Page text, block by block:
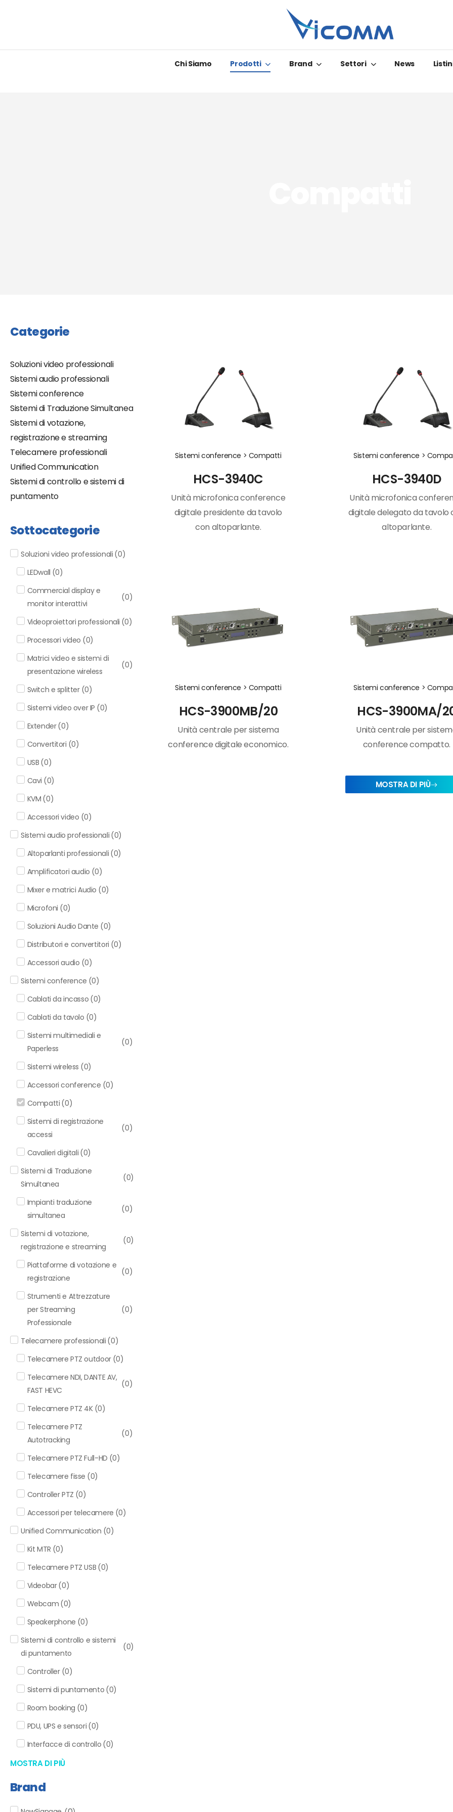
Chi Siamo Prodotti Brand Settori News
Categorie
Soluzioni video professionali
Sistemi audio professionali
Sistemi conference
Sistemi di Traduzione Simultanea
Sistemi di votazione,
registrazione e streaming
Telecamere professionali
Unified Communication
Sistemi di controllo e sistemi di
puntamento
Sottocategorie
Soluzioni video professionali (0)
LEDwall (0)
Commercial display e
monitor interattivi
(0)
Videoproiettori professionali (0)
Processori video (0)
Matrici video e sistemi di
presentazione wireless
(0)
Switch e splitter (0)
Sistemi video over IP (0)
Extender(0)
Convertitori (0)
USB (0)
Cavi (0)
KVM (0)
Accessori video (0)
Sistemi audio professionali (0)
Altoparlanti professionali (0)
Amplificatori audio (0)
Mixer e matrici Audio (0)
Microfoni (0)
Soluzioni Audio Dante (0)
Distributori e convertitori (0)
Accessori audio (0)
Sistemi conference (0)
Cablati da incasso (0)
Cablati da tavolo (0)
Sistemi multimediali e
Paperless
(0)
Sistemi wireless (0)
Accessori conference (0)
Compatti (0)
Sistemi di registrazione
accessi
(0)
Cavalieri digitali (0)
Sistemi di Traduzione
Simultanea
(0)
Impianti traduzione
simultanea
(0)
Sistemi di votazione,
registrazione e streaming
(0)
Piattaforme di votazione e
registrazione
(0)
Strumenti e Attrezzature
per Streaming
Professionale
(0)
Telecamere professionali (0)
Telecamere PTZ outdoor (0)
Telecamere NDI, DANTE AV,
FAST HEVC
(0)
Telecamere PTZ 4K (0)
Telecamere PTZ
Autotracking
(0)
Telecamere PTZ Full-HD (0)
Telecamere fisse (0)
Controller PTZ (0)
Accessori per telecamere (0)
Unified Communication (0)
Kit MTR (0)
Telecamere PTZ USB (0)
Videobar(0)
Webcam (0)
Speakerphone (0)
Sistemi di controllo e sistemi
di puntamento
(0)
Controller (0)
Sistemi di puntamento (0)
Room booking (0)
PDU, UPS e sensori (0)
Interfacce di controllo (0)
MOSTRA DI PIÙ
Brand
Sistemi conference > Compatti
HCS-3940C
Unità microfonica conference
digitale presidente da tavolo
con altoparlante.
Sistemi conference >
HCS-3940D
Unità microfonica
digitale delegato da tavolo
altoparlante.
Sistemi conference > Compatti
HCS-3900MB/20
Unità centrale per sistema
conference digitale economico.
Sistemi conference >
HCS-3900MA/
Unità centrale per
conference compatto.
MOSTRA DI PIÙ